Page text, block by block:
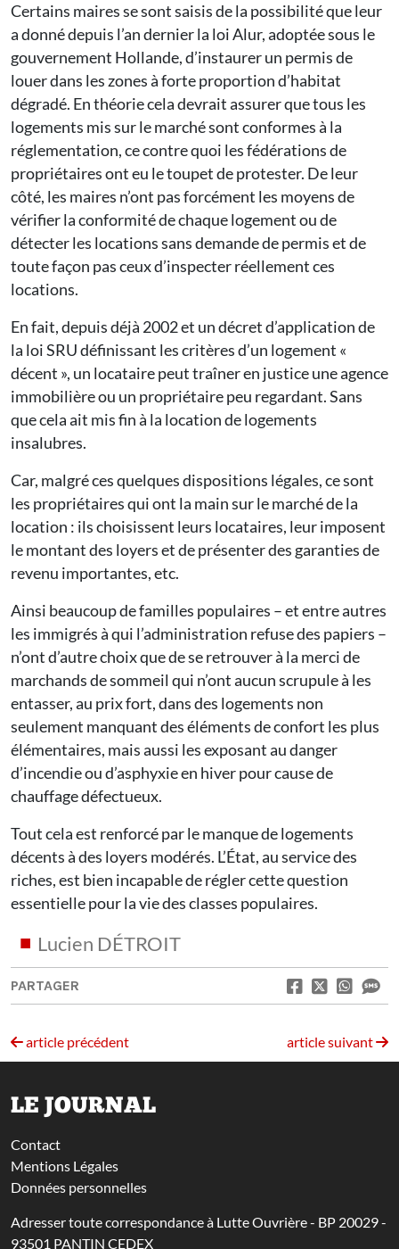
Certains maires se sont saisis de la possibilité que leur
a donné depuis l’an dernier la loi Alur, adoptée sous le
gouvernement Hollande, d’instaurer un permis de
louer dans les zones à forte proportion d’habitat
dégradé. En théorie cela devrait assurer que tous les
logements mis sur le marché sont conformes à la
réglementation, ce contre quoi les fédérations de
propriétaires ont eu le toupet de protester. De leur
côté, les maires n’ont pas forcément les moyens de
vérifier la conformité de chaque logement ou de
détecter les locations sans demande de permis et de
toute façon pas ceux d’inspecter réellement ces
locations.
En fait, depuis déjà 2002 et un décret d’application de
la loi SRU définissant les critères d’un logement «
décent », un locataire peut traîner en justice une agence
immobilière ou un propriétaire peu regardant. Sans
que cela ait mis fin à la location de logements
insalubres.
Car, malgré ces quelques dispositions légales, ce sont
les propriétaires qui ont la main sur le marché de la
location : ils choisissent leurs locataires, leur imposent
le montant des loyers et de présenter des garanties de
revenu importantes, etc.
Ainsi beaucoup de familles populaires – et entre autres
les immigrés à qui l’administration refuse des papiers –
n’ont d’autre choix que de se retrouver à la merci de
marchands de sommeil qui n’ont aucun scrupule à les
entasser, au prix fort, dans des logements non
seulement manquant des éléments de confort les plus
élémentaires, mais aussi les exposant au danger
d’incendie ou d’asphyxie en hiver pour cause de
chauffage défectueux.
Tout cela est renforcé par le manque de logements
décents à des loyers modérés. L’État, au service des
riches, est bien incapable de régler cette question
essentielle pour la vie des classes populaires.
Lucien DÉTROIT
PARTAGER
article précédent article suivant
LE JOURNAL
Contact
Mentions Légales
Données personnelles
Adresser toute correspondance à Lutte Ouvrière - BP 20029 -
93501 PANTIN CEDEX